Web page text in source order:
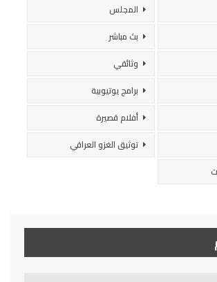
المجلس
بث مباشر
وثائقي
برامج يوتيوبية
أفلام قصيرة
توثيق الغزو العراقي